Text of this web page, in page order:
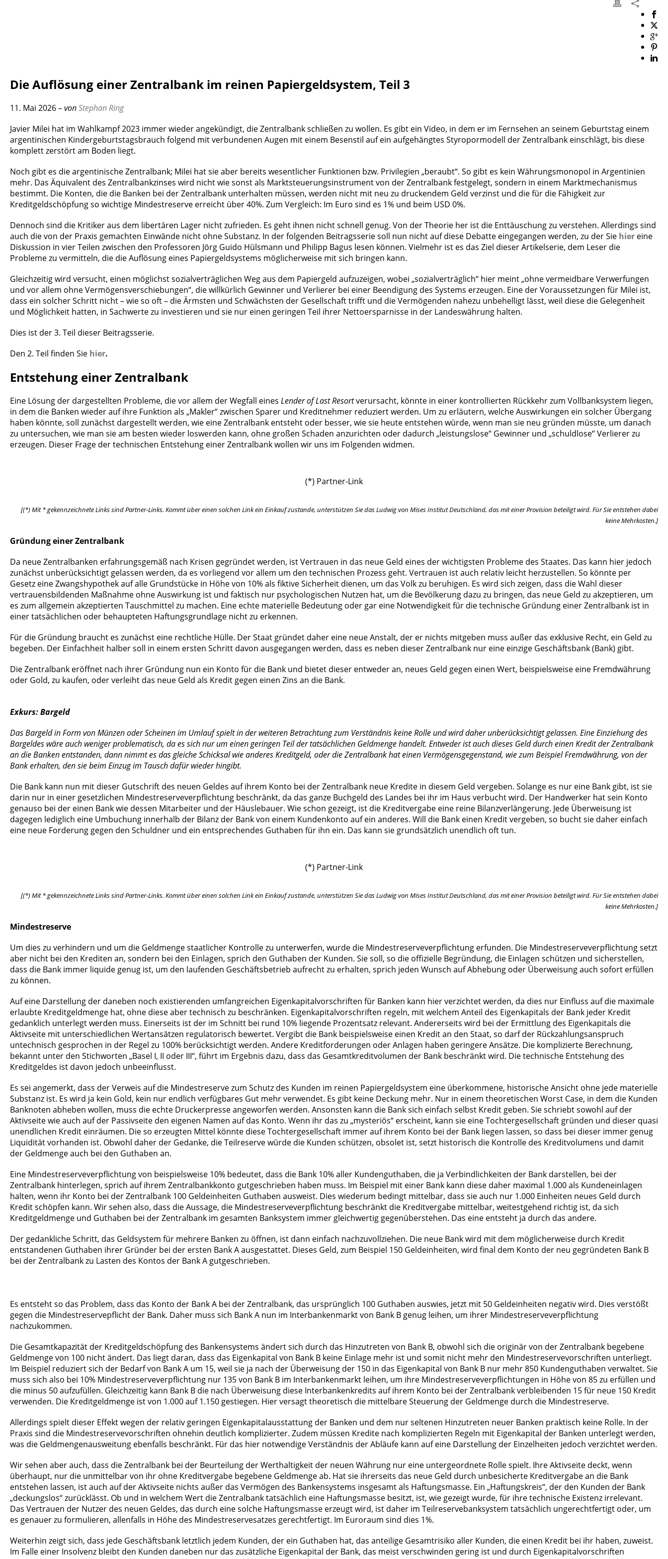
Die Auflösung einer Zentralbank im reinen Papiergeldsystem, Teil 3
11. Mai 2026 –vonStephan Ring
Javier Milei hat im Wahlkampf 2023 immer wieder angekündigt, die Zentralbank schließen zu wollen. Es gibt ein Video, in dem er im Fernsehen an seinem Geburtstag einem
argentinischen Kindergeburtstagsbrauch folgend mit verbundenen Augen mit einem Besenstil auf ein aufgehängtes Styropormodell der Zentralbank einschlägt, bis diese
komplett zerstört am Boden liegt.
Noch gibt es die argentinische Zentralbank; Milei hat sie aber bereits wesentlicher Funktionen bzw. Privilegien „beraubt“. So gibt es kein Währungsmonopol in Argentinien
mehr. Das Äquivalent des Zentralbankzinses wird nicht wie sonst als Marktsteuerungsinstrument von der Zentralbank festgelegt, sondern in einem Marktmechanismus
bestimmt. Die Konten, die die Banken bei der Zentralbank unterhalten müssen, werden nicht mit neu zu druckendem Geld verzinst und die für die Fähigkeit zur
Kreditgeldschöpfung so wichtige Mindestreserve erreicht über 40%. Zum Vergleich: Im Euro sind es 1% und beim USD 0%.
Dennoch sind die Kritiker aus dem libertären Lager nicht zufrieden. Es geht ihnen nicht schnell genug. Von der Theorie her ist die Enttäuschung zu verstehen. Allerdings sind
auch die von der Praxis gemachten Einwände nicht ohne Substanz. In der folgenden Beitragsserie soll nun nicht auf diese Debatte eingegangen werden, zu der Sie hier eine
Diskussion in vier Teilen zwischen den Professoren Jörg Guido Hülsmann und Philipp Bagus lesen können. Vielmehr ist es das Ziel dieser Artikelserie, dem Leser die
Probleme zu vermitteln, die die Auflösung eines Papiergeldsystems möglicherweise mit sich bringen kann.
Gleichzeitig wird versucht, einen möglichst sozialverträglichen Weg aus dem Papiergeld aufzuzeigen, wobei „sozialverträglich“ hier meint „ohne vermeidbare Verwerfungen
und vor allem ohne Vermögensverschiebungen“, die willkürlich Gewinner und Verlierer bei einer Beendigung des Systems erzeugen. Eine der Voraussetzungen für Milei ist,
dass ein solcher Schritt nicht – wie so oft – die Ärmsten und Schwächsten der Gesellschaft trifft und die Vermögenden nahezu unbehelligt lässt, weil diese die Gelegenheit
und Möglichkeit hatten, in Sachwerte zu investieren und sie nur einen geringen Teil ihrer Nettoersparnisse in der Landeswährung halten.
Dies ist der 3. Teil dieser Beitragsserie.
Den 2. Teil finden Sie hier.
Entstehung einer Zentralbank
Eine Lösung der dargestellten Probleme, die vor allem der Wegfall eines Lender of Last Resortverursacht, könnte in einer kontrollierten Rückkehr zum Vollbanksystem liegen,
in dem die Banken wieder auf ihre Funktion als „Makler“ zwischen Sparer und Kreditnehmer reduziert werden. Um zu erläutern, welche Auswirkungen ein solcher Übergang
haben könnte, soll zunächst dargestellt werden, wie eine Zentralbank entsteht oder besser, wie sie heute entstehen würde, wenn man sie neu gründen müsste, um danach
zu untersuchen, wie man sie am besten wieder loswerden kann, ohne großen Schaden anzurichten oder dadurch „leistungslose“ Gewinner und „schuldlose“ Verlierer zu
erzeugen. Dieser Frage der technischen Entstehung einer Zentralbank wollen wir uns im Folgenden widmen.
(*) Partner-Link
[(*) Mit * gekennzeichnete Links sind Partner-Links. Kommt über einen solchen Link ein Einkauf zustande, unterstützen Sie das Ludwig von Mises Institut Deutschland, das mit einer Provision beteiligt wird. Für Sie entstehen dabei
keine Mehrkosten.]
Gründung einer Zentralbank
Da neue Zentralbanken erfahrungsgemäß nach Krisen gegründet werden, ist Vertrauen in das neue Geld eines der wichtigsten Probleme des Staates. Das kann hier jedoch
zunächst unberücksichtigt gelassen werden, da es vorliegend vor allem um den technischen Prozess geht. Vertrauen ist auch relativ leicht herzustellen. So könnte per
Gesetz eine Zwangshypothek auf alle Grundstücke in Höhe von 10% als fiktive Sicherheit dienen, um das Volk zu beruhigen. Es wird sich zeigen, dass die Wahl dieser
vertrauensbildenden Maßnahme ohne Auswirkung ist und faktisch nur psychologischen Nutzen hat, um die Bevölkerung dazu zu bringen, das neue Geld zu akzeptieren, um
es zum allgemein akzeptierten Tauschmittel zu machen. Eine echte materielle Bedeutung oder gar eine Notwendigkeit für die technische Gründung einer Zentralbank ist in
einer tatsächlichen oder behaupteten Haftungsgrundlage nicht zu erkennen.
Für die Gründung braucht es zunächst eine rechtliche Hülle. Der Staat gründet daher eine neue Anstalt, der er nichts mitgeben muss außer das exklusive Recht, ein Geld zu
begeben. Der Einfachheit halber soll in einem ersten Schritt davon ausgegangen werden, dass es neben dieser Zentralbank nur eine einzige Geschäftsbank (Bank) gibt.
Die Zentralbank eröffnet nach ihrer Gründung nun ein Konto für die Bank und bietet dieser entweder an, neues Geld gegen einen Wert, beispielsweise eine Fremdwährung
oder Gold, zu kaufen, oder verleiht das neue Geld als Kredit gegen einen Zins an die Bank.
Exkurs: Bargeld
Das Bargeld in Form von Münzen oder Scheinen im Umlauf spielt in der weiteren Betrachtung zum Verständnis keine Rolle und wird daher unberücksichtigt gelassen. Eine Einziehung des
Bargeldes wäre auch weniger problematisch, da es sich nur um einen geringen Teil der tatsächlichen Geldmenge handelt. Entweder ist auch dieses Geld durch einen Kredit der Zentralbank
an die Banken entstanden, dann nimmt es das gleiche Schicksal wie anderes Kreditgeld, oder die Zentralbank hat einen Vermögensgegenstand, wie zum Beispiel Fremdwährung, von der
Bank erhalten, den sie beim Einzug im Tausch dafür wieder hingibt.
Die Bank kann nun mit dieser Gutschrift des neuen Geldes auf ihrem Konto bei der Zentralbank neue Kredite in diesem Geld vergeben. Solange es nur eine Bank gibt, ist sie
darin nur in einer gesetzlichen Mindestreserveverpflichtung beschränkt, da das ganze Buchgeld des Landes bei ihr im Haus verbucht wird. Der Handwerker hat sein Konto
genauso bei der einen Bank wie dessen Mitarbeiter und der Häuslebauer. Wie schon gezeigt, ist die Kreditvergabe eine reine Bilanzverlängerung. Jede Überweisung ist
dagegen lediglich eine Umbuchung innerhalb der Bilanz der Bank von einem Kundenkonto auf ein anderes. Will die Bank einen Kredit vergeben, so bucht sie daher einfach
eine neue Forderung gegen den Schuldner und ein entsprechendes Guthaben für ihn ein. Das kann sie grundsätzlich unendlich oft tun.
(*) Partner-Link
[(*) Mit * gekennzeichnete Links sind Partner-Links. Kommt über einen solchen Link ein Einkauf zustande, unterstützen Sie das Ludwig von Mises Institut Deutschland, das mit einer Provision beteiligt wird. Für Sie entstehen dabei
keine Mehrkosten.]
Mindestreserve
Um dies zu verhindern und um die Geldmenge staatlicher Kontrolle zu unterwerfen, wurde die Mindestreserveverpflichtung erfunden. Die Mindestreserveverpflichtung setzt
aber nicht bei den Krediten an, sondern bei den Einlagen, sprich den Guthaben der Kunden. Sie soll, so die offizielle Begründung, die Einlagen schützen und sicherstellen,
dass die Bank immer liquide genug ist, um den laufenden Geschäftsbetrieb aufrecht zu erhalten, sprich jeden Wunsch auf Abhebung oder Überweisung auch sofort erfüllen
zu können.
Auf eine Darstellung der daneben noch existierenden umfangreichen Eigenkapitalvorschriften für Banken kann hier verzichtet werden, da dies nur Einfluss auf die maximale
erlaubte Kreditgeldmenge hat, ohne diese aber technisch zu beschränken. Eigenkapitalvorschriften regeln, mit welchem Anteil des Eigenkapitals der Bank jeder Kredit
gedanklich unterlegt werden muss. Einerseits ist der im Schnitt bei rund 10% liegende Prozentsatz relevant. Andererseits wird bei der Ermittlung des Eigenkapitals die
Aktivseite mit unterschiedlichen Wertansätzen regulatorisch bewertet. Vergibt die Bank beispielsweise einen Kredit an den Staat, so darf der Rückzahlungsanspruch
untechnisch gesprochen in der Regel zu 100% berücksichtigt werden. Andere Kreditforderungen oder Anlagen haben geringere Ansätze. Die komplizierte Berechnung,
bekannt unter den Stichworten „Basel I, II oder III“, führt im Ergebnis dazu, dass das Gesamtkreditvolumen der Bank beschränkt wird. Die technische Entstehung des
Kreditgeldes ist davon jedoch unbeeinflusst.
Es sei angemerkt, dass der Verweis auf die Mindestreserve zum Schutz des Kunden im reinen Papiergeldsystem eine überkommene, historische Ansicht ohne jede materielle
Substanz ist. Es wird ja kein Gold, kein nur endlich verfügbares Gut mehr verwendet. Es gibt keine Deckung mehr. Nur in einem theoretischen Worst Case, in dem die Kunden
Banknoten abheben wollen, muss die echte Druckerpresse angeworfen werden. Ansonsten kann die Bank sich einfach selbst Kredit geben. Sie schriebt sowohl auf der
Aktivseite wie auch auf der Passivseite den eigenen Namen auf das Konto. Wenn ihr das zu „mysteriös“ erscheint, kann sie eine Tochtergesellschaft gründen und dieser quasi
unendlichen Kredit einräumen. Die so erzeugten Mittel könnte diese Tochtergesellschaft immer auf ihrem Konto bei der Bank liegen lassen, so dass bei dieser immer genug
Liquidität vorhanden ist. Obwohl daher der Gedanke, die Teilreserve würde die Kunden schützen, obsolet ist, setzt historisch die Kontrolle des Kreditvolumens und damit
der Geldmenge auch bei den Guthaben an.
Eine Mindestreserveverpflichtung von beispielsweise 10% bedeutet, dass die Bank 10% aller Kundenguthaben, die ja Verbindlichkeiten der Bank darstellen, bei der
Zentralbank hinterlegen, sprich auf ihrem Zentralbankkonto gutgeschrieben haben muss. Im Beispiel mit einer Bank kann diese daher maximal 1.000 als Kundeneinlagen
halten, wenn ihr Konto bei der Zentralbank 100 Geldeinheiten Guthaben ausweist. Dies wiederum bedingt mittelbar, dass sie auch nur 1.000 Einheiten neues Geld durch
Kredit schöpfen kann. Wir sehen also, dass die Aussage, die Mindestreserveverpflichtung beschränkt die Kreditvergabe mittelbar, weitestgehend richtig ist, da sich
Kreditgeldmenge und Guthaben bei der Zentralbank im gesamten Banksystem immer gleichwertig gegenüberstehen. Das eine entsteht ja durch das andere.
Der gedankliche Schritt, das Geldsystem für mehrere Banken zu öffnen, ist dann einfach nachzuvollziehen. Die neue Bank wird mit dem möglicherweise durch Kredit
entstandenen Guthaben ihrer Gründer bei der ersten Bank A ausgestattet. Dieses Geld, zum Beispiel 150 Geldeinheiten, wird final dem Konto der neu gegründeten Bank B
bei der Zentralbank zu Lasten des Kontos der Bank A gutgeschrieben.
Es entsteht so das Problem, dass das Konto der Bank A bei der Zentralbank, das ursprünglich 100 Guthaben auswies, jetzt mit 50 Geldeinheiten negativ wird. Dies verstößt
gegen die Mindestreservepflicht der Bank. Daher muss sich Bank A nun im Interbankenmarkt von Bank B genug leihen, um ihrer Mindestreserveverpflichtung
nachzukommen.
Die Gesamtkapazität der Kreditgeldschöpfung des Bankensystems ändert sich durch das Hinzutreten von Bank B, obwohl sich die originär von der Zentralbank begebene
Geldmenge von 100 nicht ändert. Das liegt daran, dass das Eigenkapital von Bank B keine Einlage mehr ist und somit nicht mehr den Mindestreservevorschriften unterliegt.
Im Beispiel reduziert sich der Bedarf von Bank A um 15, weil sie ja nach der Überweisung der 150 in das Eigenkapital von Bank B nur mehr 850 Kundenguthaben verwaltet. Sie
muss sich also bei 10% Mindestreserveverpflichtung nur 135 von Bank B im Interbankenmarkt leihen, um ihre Mindestreserveverpflichtungen in Höhe von 85 zu erfüllen und
die minus 50 aufzufüllen. Gleichzeitig kann Bank B die nach Überweisung diese Interbankenkredits auf ihrem Konto bei der Zentralbank verbleibenden 15 für neue 150 Kredit
verwenden. Die Kreditgeldmenge ist von 1.000 auf 1.150 gestiegen. Hier versagt theoretisch die mittelbare Steuerung der Geldmenge durch die Mindestreserve.
Allerdings spielt dieser Effekt wegen der relativ geringen Eigenkapitalausstattung der Banken und dem nur seltenen Hinzutreten neuer Banken praktisch keine Rolle. In der
Praxis sind die Mindestreservevorschriften ohnehin deutlich komplizierter. Zudem müssen Kredite nach komplizierten Regeln mit Eigenkapital der Banken unterlegt werden,
was die Geldmengenausweitung ebenfalls beschränkt. Für das hier notwendige Verständnis der Abläufe kann auf eine Darstellung der Einzelheiten jedoch verzichtet werden.
Wir sehen aber auch, dass die Zentralbank bei der Beurteilung der Werthaltigkeit der neuen Währung nur eine untergeordnete Rolle spielt. Ihre Aktivseite deckt, wenn
überhaupt, nur die unmittelbar von ihr ohne Kreditvergabe begebene Geldmenge ab. Hat sie ihrerseits das neue Geld durch unbesicherte Kreditvergabe an die Bank
entstehen lassen, ist auch auf der Aktivseite nichts außer das Vermögen des Bankensystems insgesamt als Haftungsmasse. Ein „Haftungskreis“, der den Kunden der Bank
„deckungslos“ zurücklässt. Ob und in welchem Wert die Zentralbank tatsächlich eine Haftungsmasse besitzt, ist, wie gezeigt wurde, für ihre technische Existenz irrelevant.
Das Vertrauen der Nutzer des neuen Geldes, das durch eine solche Haftungsmasse erzeugt wird, ist daher im Teilreservebanksystem tatsächlich ungerechtfertigt oder, um
es genauer zu formulieren, allenfalls in Höhe des Mindestreservesatzes gerechtfertigt. Im Euroraum sind dies 1%.
Weiterhin zeigt sich, dass jede Geschäftsbank letztlich jedem Kunden, der ein Guthaben hat, das anteilige Gesamtrisiko aller Kunden, die einen Kredit bei ihr haben, zuweist.
Im Falle einer Insolvenz bleibt den Kunden daneben nur das zusätzliche Eigenkapital der Bank, das meist verschwinden gering ist und durch Eigenkapitalvorschriften